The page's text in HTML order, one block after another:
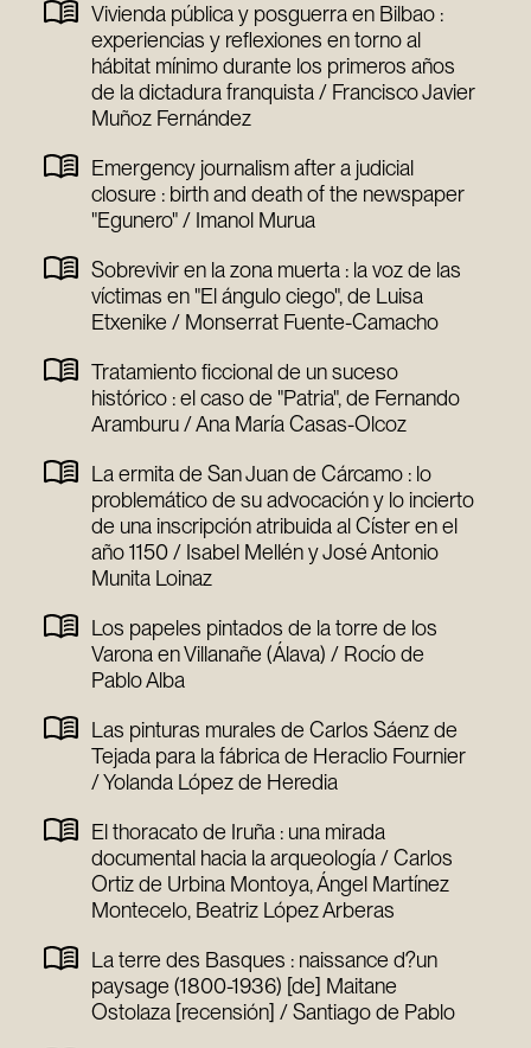
Vivienda pública y posguerra en Bilbao :
experiencias y reflexiones en torno al
hábitat mínimo durante los primeros años
de la dictadura franquista / Francisco Javier
Muñoz Fernández
Emergency journalism after a judicial
closure : birth and death of the newspaper
"Egunero" / Imanol Murua
Sobrevivir en la zona muerta : la voz de las
víctimas en "El ángulo ciego", de Luisa
Etxenike / Monserrat Fuente-Camacho
Tratamiento ficcional de un suceso
histórico : el caso de "Patria", de Fernando
Aramburu / Ana María Casas-Olcoz
La ermita de San Juan de Cárcamo : lo
problemático de su advocación y lo incierto
de una inscripción atribuida al Císter en el
año 1150 / Isabel Mellén y José Antonio
Munita Loinaz
Los papeles pintados de la torre de los
Varona en Villanañe (Álava) / Rocío de
Pablo Alba
Las pinturas murales de Carlos Sáenz de
Tejada para la fábrica de Heraclio Fournier
/ Yolanda López de Heredia
El thoracato de Iruña : una mirada
documental hacia la arqueología / Carlos
Ortiz de Urbina Montoya, Ángel Martínez
Montecelo, Beatriz López Arberas
La terre des Basques : naissance d?un
paysage (1800-1936) [de] Maitane
Ostolaza [recensión] / Santiago de Pablo